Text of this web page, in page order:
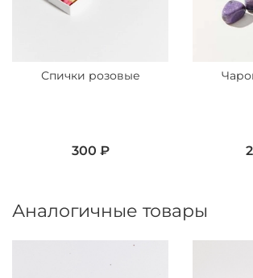
Спички розовые
300 ₽
Аналогичные товары